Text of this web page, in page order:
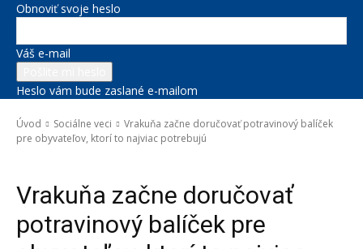
Obnoviť svoje heslo
Váš e-mail
Heslo vám bude zaslané e-mailom
Úvod Sociálne veci
Vrakuňa začne doručovať potravinový balíček
pre obyvateľov, ktorí to najviac potrebujú
Vrakuňa začne doručovať
potravinový balíček pre